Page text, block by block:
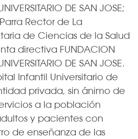
DE SAN JOSE;
Rector de La
de Ciencias de la Salud
directiva FUNDACION
DE SAN JOSE.
Infantil Universitario de
privada, sin ánimo de
a la población
y pacientes con
de enseñanza de las